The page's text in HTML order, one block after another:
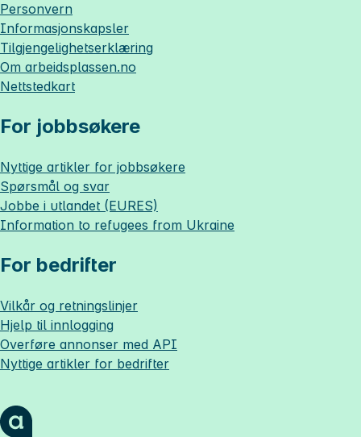
Personvern
Informasjonskapsler
Tilgjengelighetserklæring
Om arbeidsplassen.no
Nettstedkart
For jobbsøkere
Nyttige artikler for jobbsøkere
Spørsmål og svar
Jobbe i utlandet (EURES)
Information to refugees from Ukraine
For bedrifter
Vilkår og retningslinjer
Hjelp til innlogging
Overføre annonser med API
Nyttige artikler for bedrifter